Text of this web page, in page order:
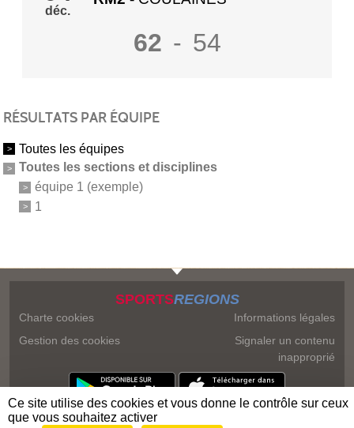
déc.
62 - 54
RÉSULTATS PAR ÉQUIPE
Toutes les équipes
Toutes les sections et disciplines
équipe 1 (exemple)
1
SPORTSREGIONS
Charte cookies
Gestion des cookies
Informations légales
Signaler un contenu
inapproprié
Ce site utilise des cookies et vous donne le contrôle sur ceux
que vous souhaitez activer